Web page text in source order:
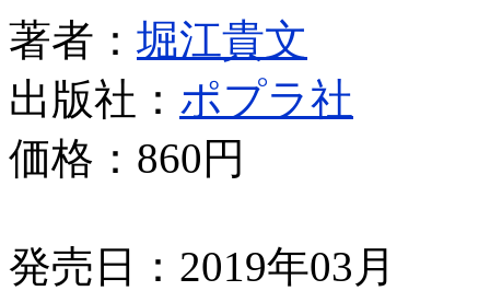
著者： 堀江貴文
出版社： ポプラ社
価格： 860円
発売日：2019年03月